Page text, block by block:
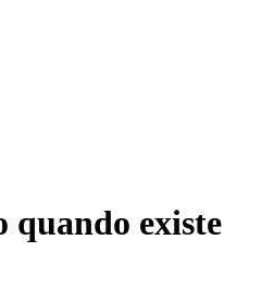
quando existe